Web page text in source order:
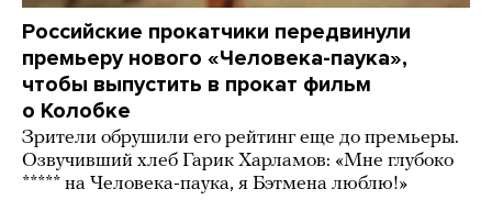
Российские прокатчики передвинули
премьеру нового «Человека-паука»,
чтобы выпустить в прокат фильм
о Колобке
Зрители обрушили его рейтинг еще до премьеры.
Озвучивший хлеб Гарик Харламов: «Мне глубоко
***** на Человека-паука, я Бэтмена люблю!»